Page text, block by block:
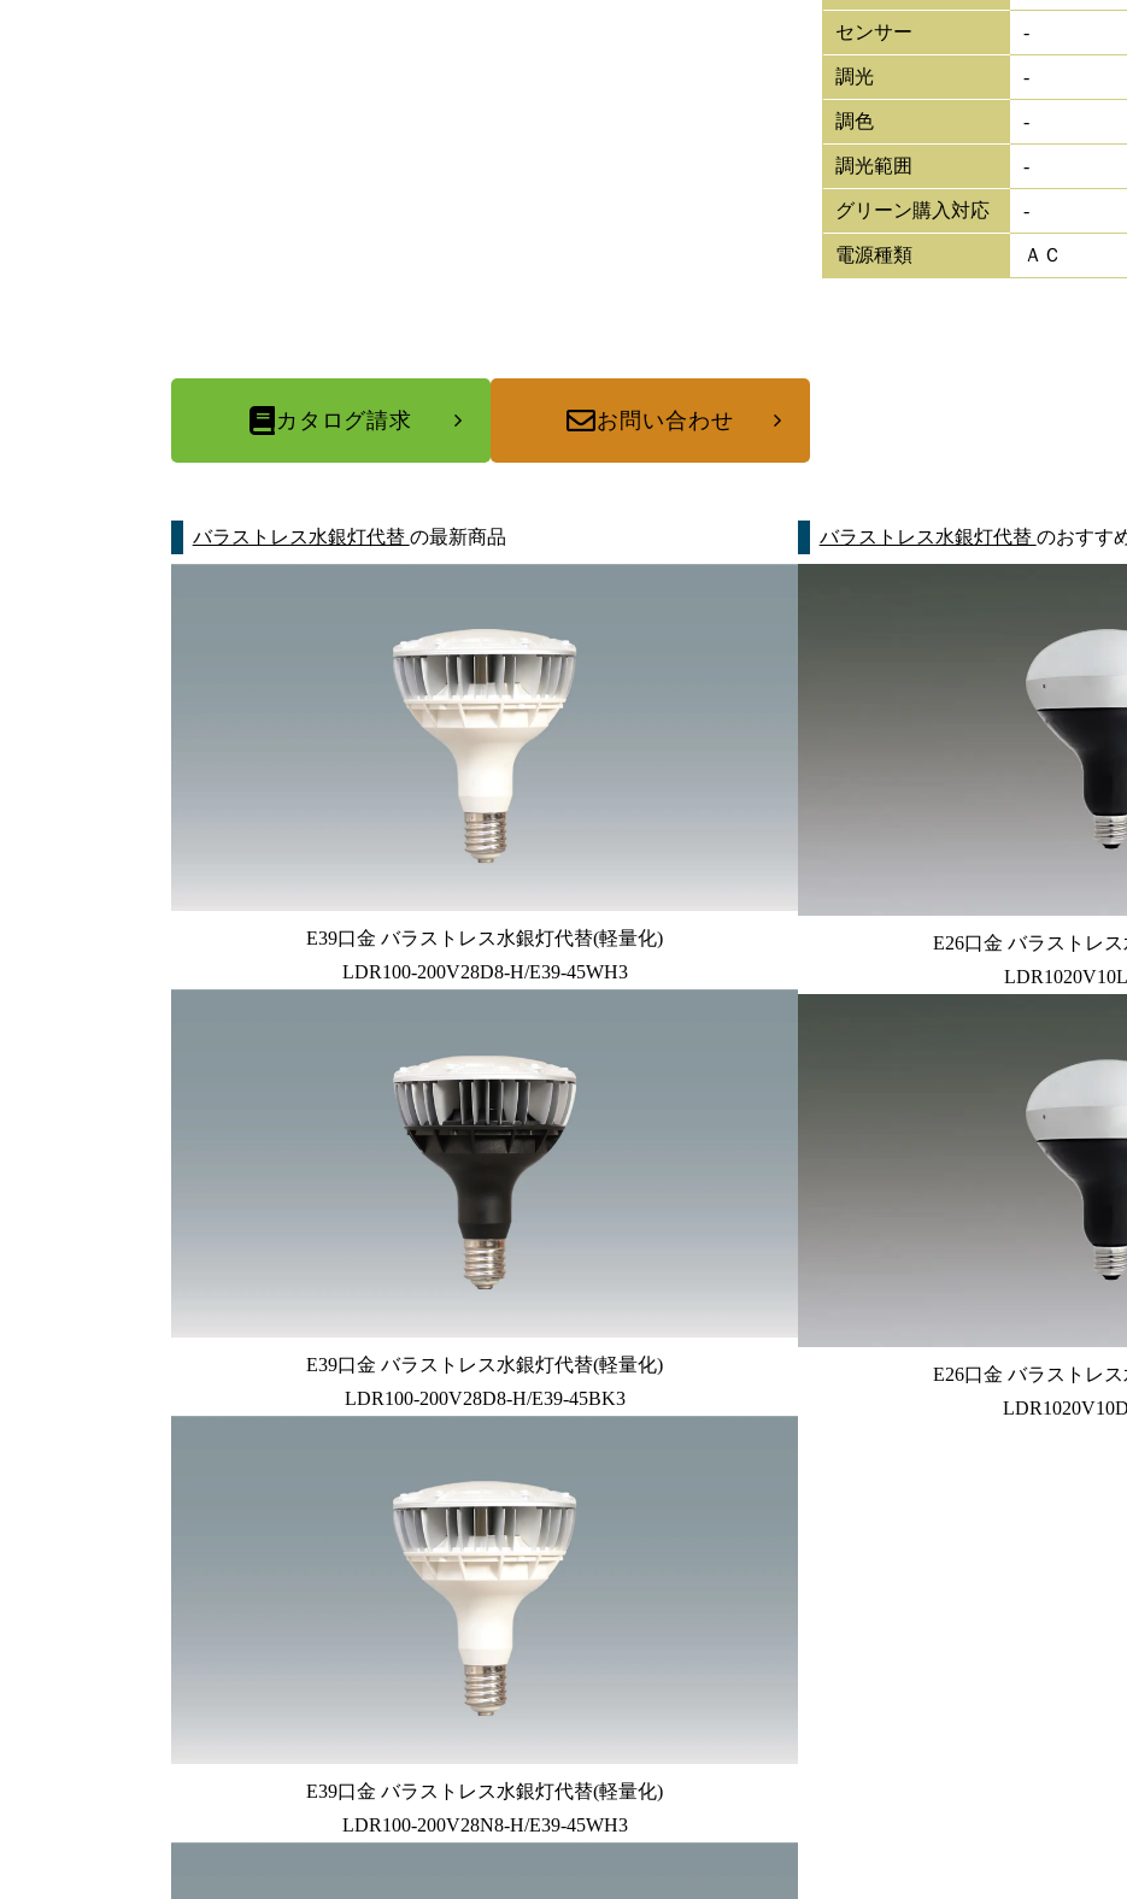
センサー -
調光 -
調色 -
調光範囲 -
グリーン購入対応 -
電源種類 ＡＣ
カタログ請求 お問い合わせ
バラストレス水銀灯代替 の最新商品
E39口金 バラストレス水銀灯代替(軽量化)
LDR100-200V28D8-H/E39-45WH3
E39口金 バラストレス水銀灯代替(軽量化)
LDR100-200V28D8-H/E39-45BK3
E39口金 バラストレス水銀灯代替(軽量化)
LDR100-200V28N8-H/E39-45WH3
バラストレス水銀灯代替 のおすす
E26口金 バラストレ
E26口金 バラストレ